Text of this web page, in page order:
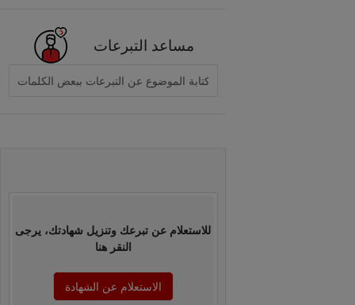
مساعد التبرعات
للاستعلام عن تبرعك وتنزيل شهادتك، يرجى
النقر هنا
الاستعلام عن الشهادة